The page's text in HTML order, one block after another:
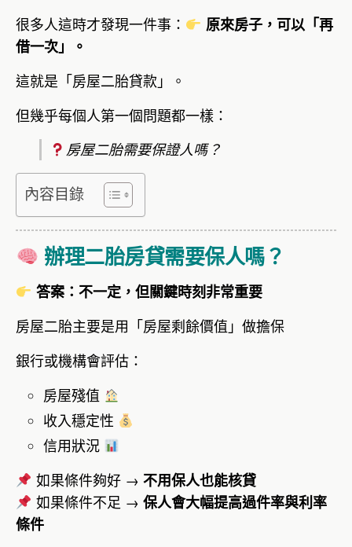
很多人這時才發現一件事：
原來房子，可以「再
借一次」。
這就是「房屋二胎貸款」。
但幾乎每個人第一個問題都一樣：
房屋二胎需要保證人嗎？
內容目錄
辦理二胎房貸需要保人嗎？
答案：不一定，但關鍵時刻非常重要
房屋二胎主要是用「房屋剩餘價值」做擔保
銀行或機構會評估：
房屋殘值
收入穩定性
信用狀況
如果條件夠好 → 不用保人也能核貸
如果條件不足 → 保人會大幅提高過件率與利率
條件